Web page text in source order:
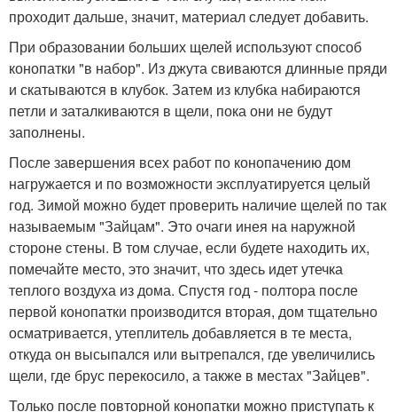
проходит дальше, значит, материал следует добавить.
При образовании больших щелей используют способ
конопатки "в набор". Из джута свиваются длинные пряди
и скатываются в клубок. Затем из клубка набираются
петли и заталкиваются в щели, пока они не будут
заполнены.
После завершения всех работ по конопачению дом
нагружается и по возможности эксплуатируется целый
год. Зимой можно будет проверить наличие щелей по так
называемым "Зайцам". Это очаги инея на наружной
стороне стены. В том случае, если будете находить их,
помечайте место, это значит, что здесь идет утечка
теплого воздуха из дома. Спустя год - полтора после
первой конопатки производится вторая, дом тщательно
осматривается, утеплитель добавляется в те места,
откуда он высыпался или вытрепался, где увеличились
щели, где брус перекосило, а также в местах "Зайцев".
Только после повторной конопатки можно приступать к